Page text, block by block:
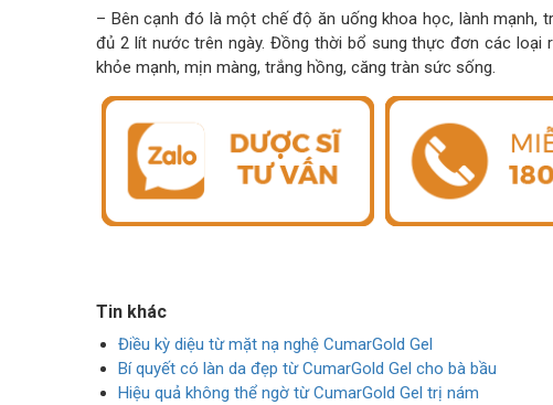
– Bên cạnh đó là một chế độ ăn uống khoa học, lành mạnh,
đủ 2 lít nước trên ngày. Đồng thời bổ sung thực đơn các loại
khỏe mạnh, mịn màng, trắng hồng, căng tràn sức sống.
Tin khác
Điều kỳ diệu từ mặt nạ nghệ CumarGold Gel
Bí quyết có làn da đẹp từ CumarGold Gel cho bà bầu
Hiệu quả không thể ngờ từ CumarGold Gel trị nám